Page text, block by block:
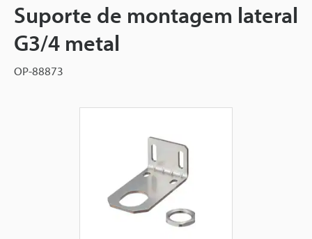
Suporte de montagem lateral
G3/4 metal
OP-88873